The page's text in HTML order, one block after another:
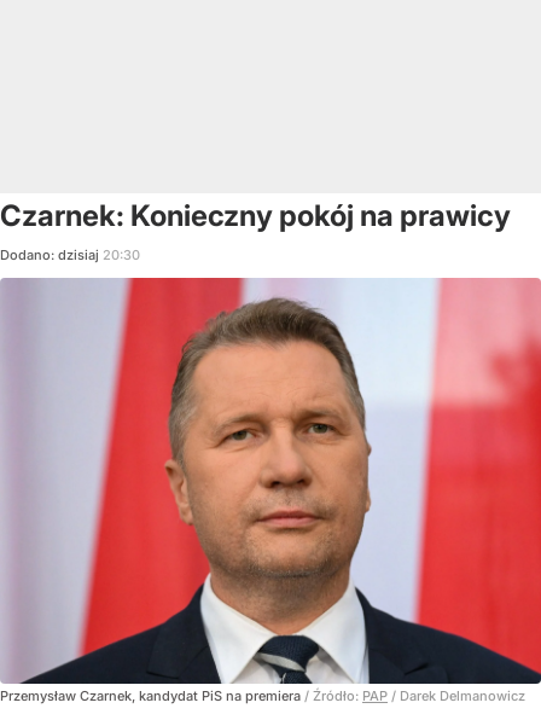
Czarnek: Konieczny pokój na prawicy
Dodano: dzisiaj 20:30
Przemysław Czarnek, kandydat PiS na premiera / Źródło: PAP / Darek Delmanowicz